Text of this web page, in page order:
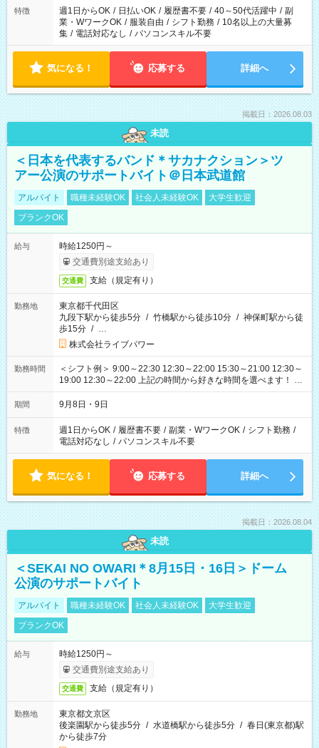
特徴 週1日からOK / 日払いOK / 履歴書不要 / 40～50代活躍中 / 副
業・WワークOK / 服装自由 / シフト勤務 / 10名以上の大量募
集 / 電話対応なし / パソコンスキル不要
気になる！ 応募する 詳細へ
掲載日：2026.08.03
未読
＜日本を代表するバンド＊サカナクション＞ツ
アー公演のサポートバイト＠日本武道館
アルバイト 職種未経験OK 社会人未経験OK
大学生歓迎
ブランクOK
給与
時給1250円～
交通費別途支給あり
交通費 支給（規定有り）
勤務地
東京都千代田区
九段下駅から徒歩5分 / 竹橋駅から徒歩10分 / 神保町駅から徒
歩15分 / …
株式会社ライブパワー
勤務時間
＜シフト例＞ 9:00～22:30 12:30～22:00 15:30～21:00 12:30～
19:00 12:30～22:00 上記の時間から好きな時間を選べます！ ※
時間は変更となる可能性があります
期間 9月8日・9日
特徴 週1日からOK / 履歴書不要 / 副業・WワークOK / シフト勤務 /
電話対応なし / パソコンスキル不要
気になる！ 応募する 詳細へ
掲載日：2026.08.04
未読
＜SEKAI NO OWARI＊8月15日・16日＞ドーム
公演のサポートバイト
アルバイト 職種未経験OK 社会人未経験OK
大学生歓迎
ブランクOK
給与
時給1250円～
交通費別途支給あり
交通費 支給（規定有り）
勤務地
東京都文京区
後楽園駅から徒歩5分 / 水道橋駅から徒歩5分 / 春日(東京都)駅
から徒歩7分